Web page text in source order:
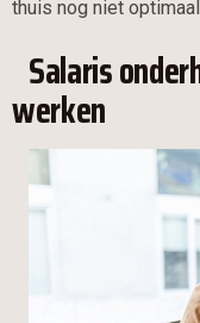
thuis nog niet
Salaris
werken